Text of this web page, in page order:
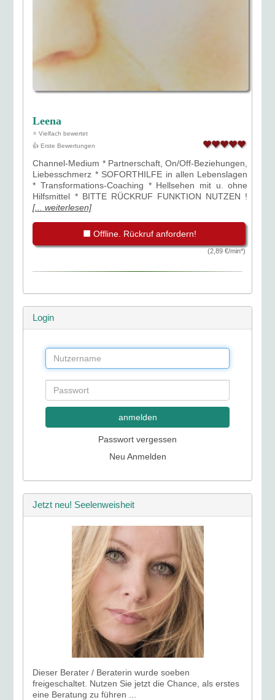
Leena
⭐ Vielfach bewertet
👍 Erste Bewertungen
Channel-Medium * Partnerschaft, On/Off-Beziehungen,
Liebesschmerz * SOFORTHILFE in allen Lebenslagen
* Transformations-Coaching * Hellsehen mit u. ohne
Hilfsmittel * BITTE RÜCKRUF FUNKTION NUTZEN !
[... weiterlesen]
Offline. Rückruf anfordern!
(2,89 €/min*)
Login
anmelden
Passwort vergessen
Neu Anmelden
Jetzt neu! Seelenweisheit
Dieser Berater / Beraterin wurde soeben
freigeschaltet. Nutzen Sie jetzt die Chance, als erstes
eine Beratung zu führen ...